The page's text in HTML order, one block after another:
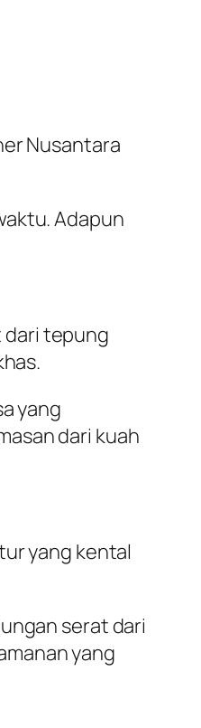
Nusantara
Adapun
dari tepung
yang
dari kuah
yang kental
serat dari
yang